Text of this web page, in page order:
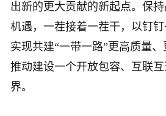
出新的更大贡献的新起点。保
机遇，一茬接着一茬干，以钉
实现共建“一带一路”更高质量、
推动建设一个开放包容、互联
界。